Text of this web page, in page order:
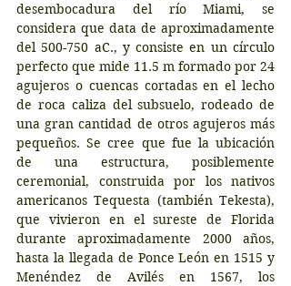
desembocadura del río Miami, se
considera que data de aproximadamente
del 500-750 aC., y consiste en un círculo
perfecto que mide 11.5 m formado por 24
agujeros o cuencas cortadas en el lecho
de roca caliza del subsuelo, rodeado de
una gran cantidad de otros agujeros más
pequeños. Se cree que fue la ubicación
de una estructura, posiblemente
ceremonial, construida por los nativos
americanos Tequesta (también Tekesta),
que vivieron en el sureste de Florida
durante aproximadamente 2000 años,
hasta la llegada de Ponce León en 1515 y
Menéndez de Avilés en 1567, los